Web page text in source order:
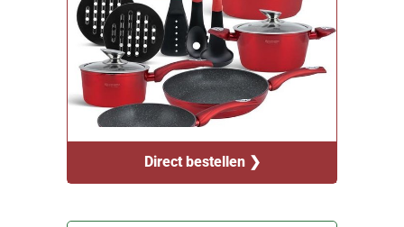
Direct bestellen ❯